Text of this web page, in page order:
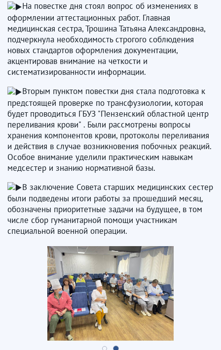
На повестке дня стоял вопрос об изменениях в
оформлении аттестационных работ. Главная
медицинская сестра, Трошина Татьяна Александровна,
подчеркнула необходимость строгого соблюдения
новых стандартов оформления документации,
акцентировав внимание на четкости и
систематизированности информации.
Вторым пунктом повестки дня стала подготовка к
предстоящей проверке по трансфузиологии, которая
будет проводиться ГБУЗ "Пензенский областной центр
переливания крови" . Были рассмотрены вопросы
хранения компонентов крови, протоколы переливания
и действия в случае возникновения побочных реакций.
Особое внимание уделили практическим навыкам
медсестер и знанию нормативной базы.
В заключение Совета старших медицинских сестер
были подведены итоги работы за прошедший месяц,
обозначены приоритетные задачи на будущее, в том
числе сбор гуманитарной помощи участникам
специальной военной операции.